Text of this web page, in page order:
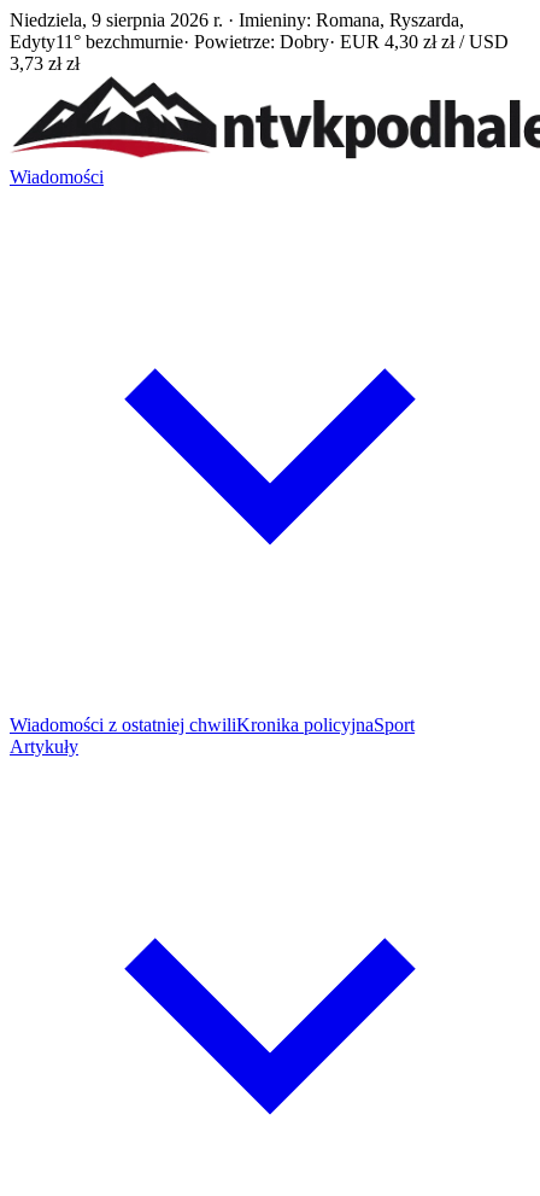
Niedziela, 9 sierpnia 2026 r. · Imieniny: Romana, Ryszarda,
Edyty11° bezchmurnie· Powietrze: Dobry· EUR 4,30 zł zł / USD
3,73 zł zł
Wiadomości
Wiadomości z ostatniej chwiliKronika policyjnaSport
Artykuły